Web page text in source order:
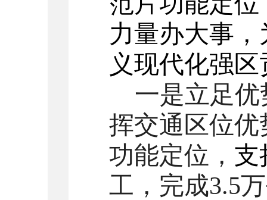
力量办大事
义现代化强
一是立足
挥交通区位
功能定位， 支
工，完成3.5